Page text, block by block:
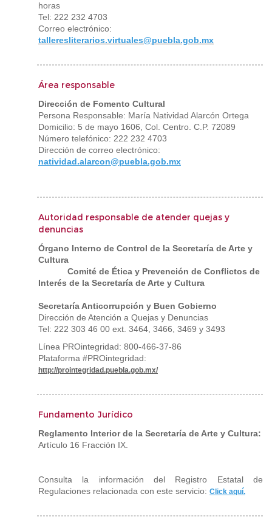
horas
Tel: 222 232 4703
Correo electrónico:
talleresliterarios.virtuales@puebla.gob.mx
Área responsable
Dirección de Fomento Cultural
Persona Responsable: María Natividad Alarcón Ortega
Domicilio: 5 de mayo 1606, Col. Centro. C.P. 72089
Número telefónico: 222 232 4703
Dirección de correo electrónico:
natividad.alarcon@puebla.gob.mx
Autoridad responsable de atender quejas y
denuncias
Órgano Interno de Control de la Secretaría de Arte y
Cultura
Comité de Ética y Prevención de Conflictos de
Interés de la Secretaría de Arte y Cultura
Secretaría Anticorrupción y Buen Gobierno
Dirección de Atención a Quejas y Denuncias
Tel: 222 303 46 00 ext. 3464, 3466, 3469 y 3493
Línea PROintegridad: 800-466-37-86
Plataforma #PROintegridad:
http://prointegridad.puebla.gob.mx/
Fundamento Jurídico
Reglamento Interior de la Secretaría de Arte y Cultura:
Artículo 16 Fracción IX.
Consulta la información del Registro Estatal de
Regulaciones relacionada con este servicio: Click aquí.